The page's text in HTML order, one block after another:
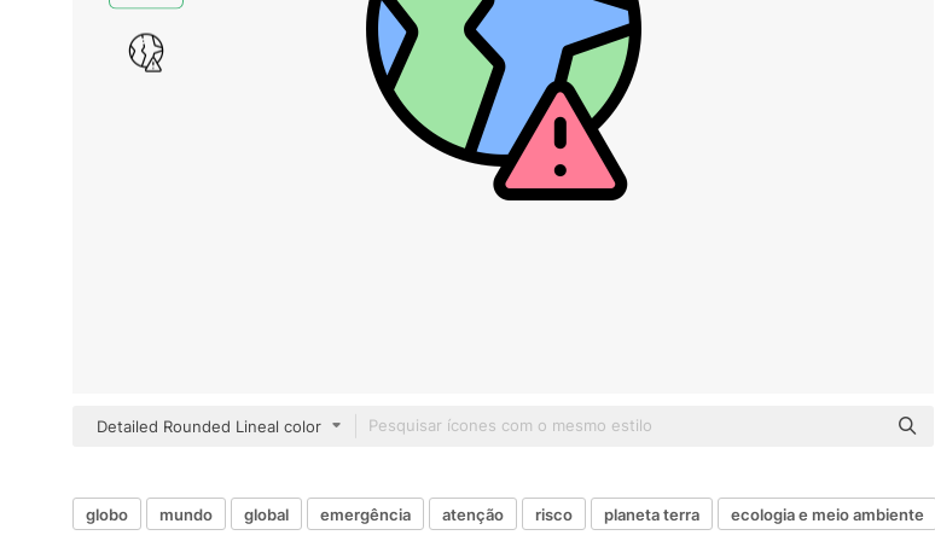
Detailed Rounded Lineal color
globo mundo global emergência atenção risco planeta terra ecologia e meio ambiente